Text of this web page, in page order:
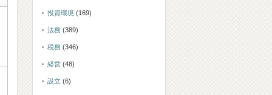
投資環境 (169)
法務 (389)
税務 (346)
経営 (48)
設立 (6)